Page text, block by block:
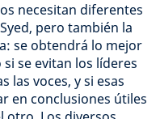
necesitan diferentes
pero también la
se obtendrá lo mejor
se evitan los líderes
las voces, y si esas
en conclusiones útiles